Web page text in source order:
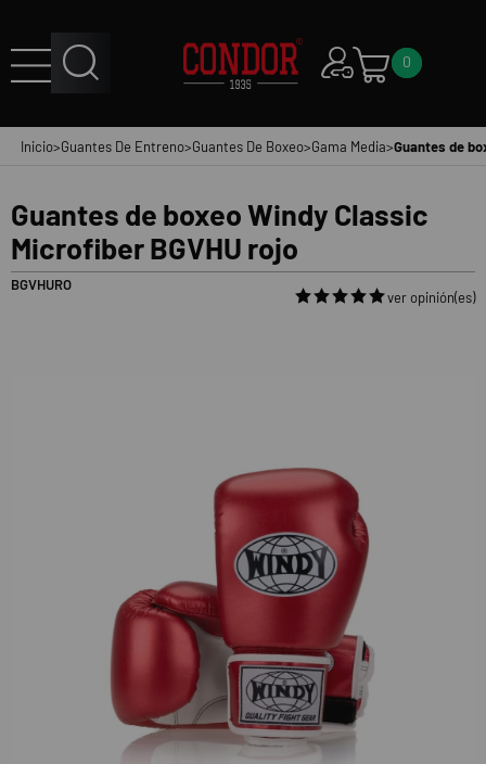
0
Inicio>Guantes De Entreno>Guantes De Boxeo>Gama Media>Guantes de
Guantes de boxeo Windy Classic
Microfiber BGVHU rojo
BGVHURO
ver opinión(es)